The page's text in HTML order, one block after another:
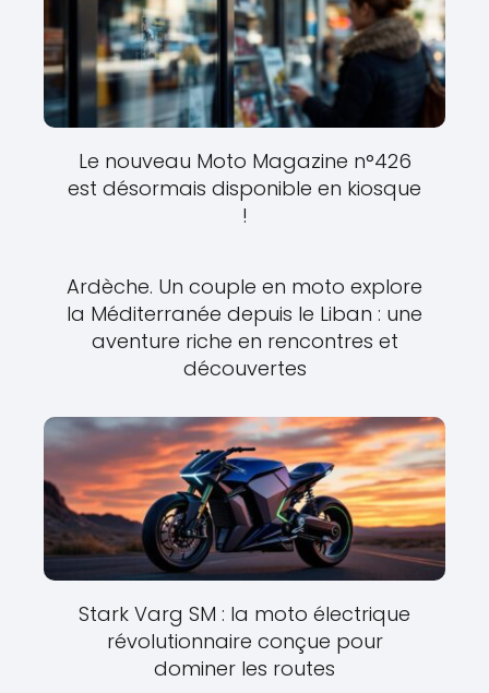
Le nouveau Moto Magazine n°426
est désormais disponible en kiosque
!
Ardèche. Un couple en moto explore
la Méditerranée depuis le Liban : une
aventure riche en rencontres et
découvertes
Stark Varg SM : la moto électrique
révolutionnaire conçue pour
dominer les routes